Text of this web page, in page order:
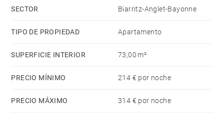
lavavajillas, vajilla/cubertería, utensilios/cocina,
SECTOR Biarritz-Anglet-Bayonne
TIPO DE PROPIEDAD Apartamento
SUPERFICIE INTERIOR 73,00 m²
PRECIO MÍNIMO 214 € por noche
PRECIO MÁXIMO 314 € por noche